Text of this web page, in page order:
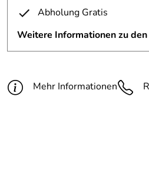
Fertigungsverfahren:
Höhe:
50
Abholung Gratis
Weitere Informationen zu
Mehr Informationen